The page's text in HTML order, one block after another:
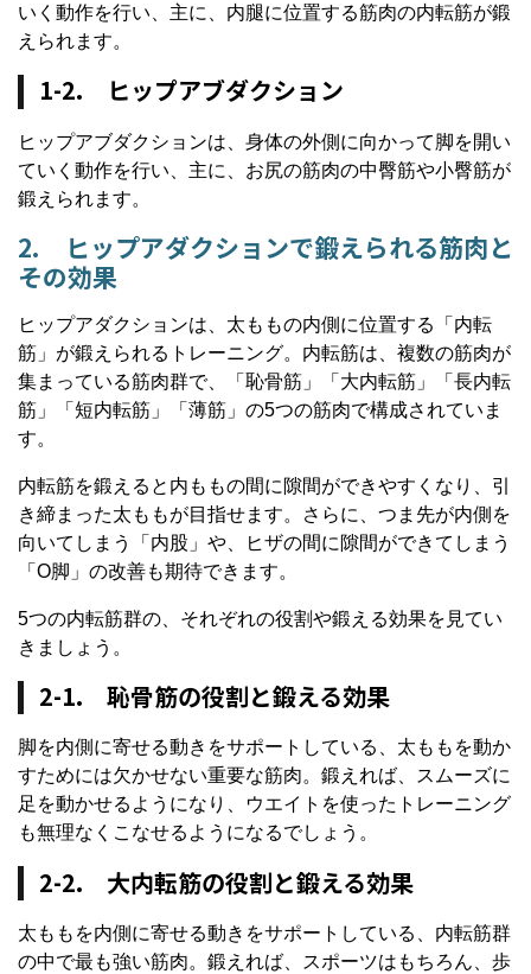
いく動作を行い、主に、内腿に位置する筋肉の内転筋が鍛
えられます。
1-2. ヒップアブダクション
ヒップアブダクションは、身体の外側に向かって脚を開い
ていく動作を行い、主に、お尻の筋肉の中臀筋や小臀筋が
鍛えられます。
2. ヒップアダクションで鍛えられる筋肉と
その効果
ヒップアダクションは、太ももの内側に位置する「内転
筋」が鍛えられるトレーニング。内転筋は、複数の筋肉が
集まっている筋肉群で、「恥骨筋」「大内転筋」「長内転
筋」「短内転筋」「薄筋」の5つの筋肉で構成されていま
す。
内転筋を鍛えると内ももの間に隙間ができやすくなり、引
き締まった太ももが目指せます。さらに、つま先が内側を
向いてしまう「内股」や、ヒザの間に隙間ができてしまう
「O脚」の改善も期待できます。
5つの内転筋群の、それぞれの役割や鍛える効果を見てい
きましょう。
2-1. 恥骨筋の役割と鍛える効果
脚を内側に寄せる動きをサポートしている、太ももを動か
すためには欠かせない重要な筋肉。鍛えれば、スムーズに
足を動かせるようになり、ウエイトを使ったトレーニング
も無理なくこなせるようになるでしょう。
2-2. 大内転筋の役割と鍛える効果
太ももを内側に寄せる動きをサポートしている、内転筋群
の中で最も強い筋肉。鍛えれば、スポーツはもちろん、歩